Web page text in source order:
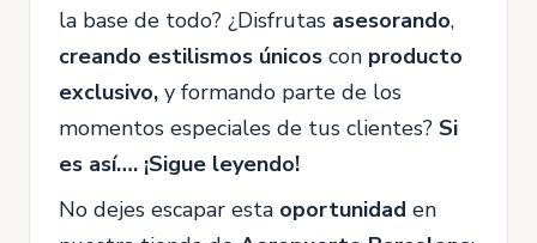
la base de todo? ¿Disfrutas asesorando,
creando estilismos únicos con producto
exclusivo, y formando parte de los
momentos especiales de tus clientes? Si
es así…. ¡Sigue leyendo!
No dejes escapar esta oportunidad en